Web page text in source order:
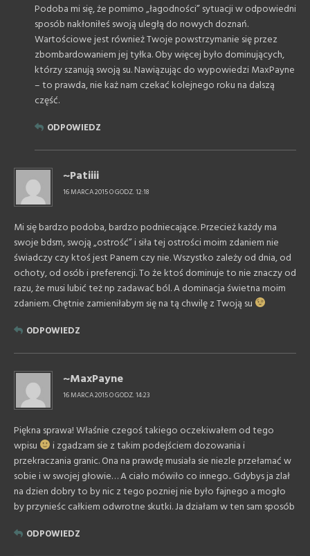
Podoba mi się, że pomimo „łagodności” sytuacji w odpowiedni
sposób nakłoniłeś swoją uległą do nowych doznań.
Wartościowe jest również Twoje powstrzymanie się przez
zbombardowaniem jej tyłka. Oby więcej było dominujących,
którzy szanują swoją su. Nawiązując do wypowiedzi MaxPayne
– to prawda, nie każ nam czekać kolejnego roku na dalszą
część.
ODPOWIEDZ
~Patiiii
16 MARCA 2015 O GODZ. 12:18
Mi się bardzo podoba, bardzo podniecające. Przecież każdy ma
swoje bdsm, swoją „ostrość” i siła tej ostrości moim zdaniem nie
świadczy czy ktoś jest Panem czy nie. Wszystko zależy od dnia, od
ochoty, od osób i preferencji. To że ktoś dominuje to nie znaczy od
razu, że musi lubić też np zadawać ból. A dominacja świetna moim
zdaniem. Chętnie zamieniłabym się na tą chwilę z Twoją su
ODPOWIEDZ
~MaxPayne
16 MARCA 2015 O GODZ. 14:23
Piękna sprawa! Właśnie czegoś takiego oczekiwałem od tego
wpisu
i zgadzam sie z takim podejściem dozowania i
przekraczania granic. Ona na prawdę musiała sie niezle przełamać w
sobie i w swojej głowie… A ciało mówiło co innego.. Gdybys ja zlał
na dzien dobry to by nic z tego pozniej nie było fajnego a mogło
by przynieśc całkiem odwrotne skutki. Ja działam w ten sam sposób
ODPOWIEDZ